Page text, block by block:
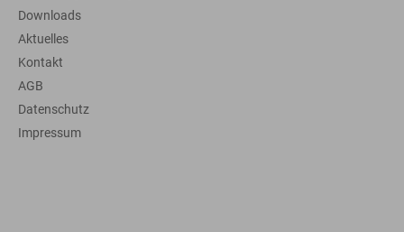
Downloads
Aktuelles
Kontakt
AGB
Datenschutz
Impressum